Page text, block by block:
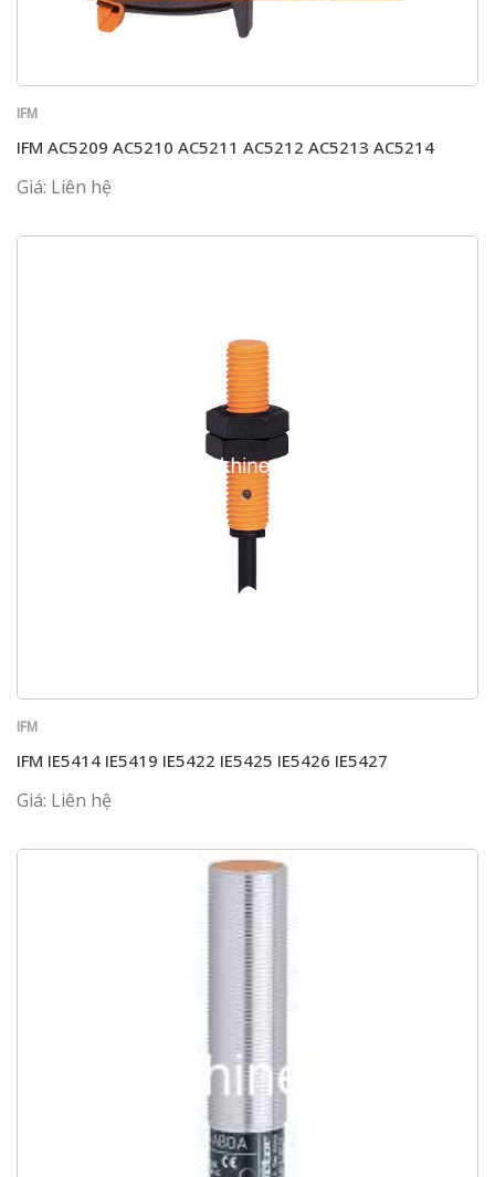
IFM
IFM AC5209 AC5210 AC5211 AC5212 AC5213 AC5214
Giá: Liên hệ
IFM
IFM IE5414 IE5419 IE5422 IE5425 IE5426 IE5427
Giá: Liên hệ